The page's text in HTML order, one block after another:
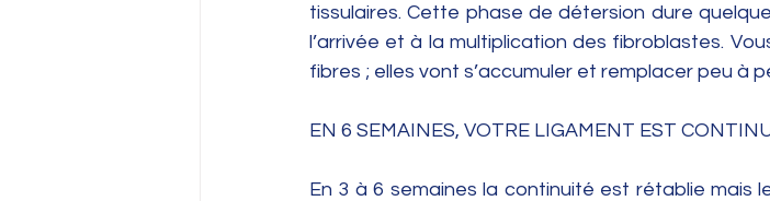
tissulaires. Cette phase de détersion dure
l’arrivée et à la multiplication des fibroblastes.
fibres ; elles vont s’accumuler et remplacer peu à
EN 6 SEMAINES, VOTRE LIGAMENT EST
En 3 à 6 semaines la continuité est rétablie mais